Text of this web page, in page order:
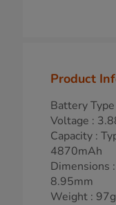
Product
Battery
Voltage :
Capacity :
4870mAh
Dimensions
8.95mm
Weight : 97g